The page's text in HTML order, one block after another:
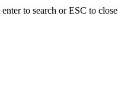
to search or ESC to close